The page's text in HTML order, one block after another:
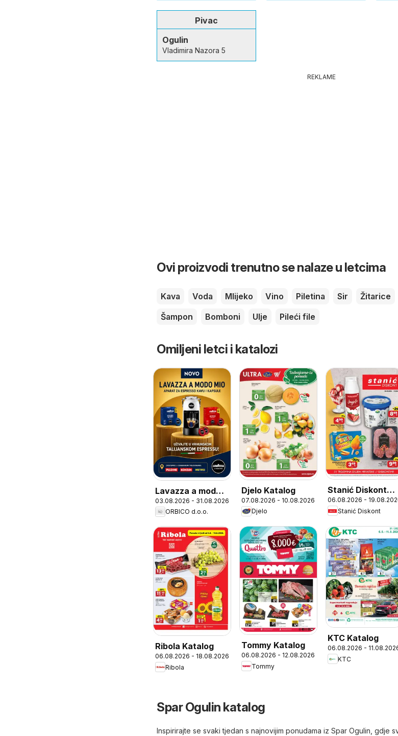
Pivac
Ogulin
Vladimira Nazora 5
REKLAME
Ovi proizvodi trenutno se nalaze u letcima
Kava Voda Mlijeko Vino Piletina Sir Žitarice
Šampon
Bomboni Ulje Pileći file
Omiljeni letci i katalozi
Lavazza a modo
mio
03.08.2026 - 31.08.2026
ORBICO d.o.o.
Djelo Katalog
07.08.2026 - 10.08.2026
Djelo
Stanić Diskont
Katalog
06.08.2026 -
Stanić Diskont
Ribola Katalog
06.08.2026 - 18.08.2026
Ribola
Tommy Katalog
06.08.2026 - 12.08.2026
Tommy
KTC Katalog
06.08.2026 -
KTC
Spar Ogulin katalog
Inspirirajte se svaki tjedan s najnovijim ponudama iz Spar Ogulin, gdje